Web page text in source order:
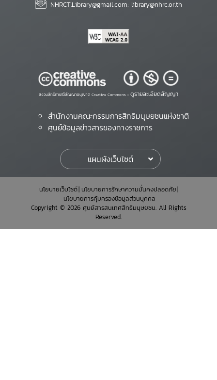
NHRCT.Library@gmail.com; library@nhrc.or.th
สงวนสิทธิ์ภายใต้สัญญาอนุญาต Creative Commons • ดูรายละเอียดสัญญา
สำนักงานคณะกรรมการสิทธิมนุษยชนแห่งชาติ
ศูนย์ข้อมูลข่าวสารของทางราชการ
แผนผังเว็บไซต์
นโยบายเว็บไซต์ นโยบายการรักษาความมั่นคงปลอดภัย
นโยบายการคุ้มครองข้อมูลส่วนบุคคล
Copyright © 2026 ศูนย์สารสนเทศสิทธิมนุษยชน. All Rights
Reserved.